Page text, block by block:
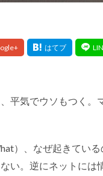
平気でウソもつく。
）、なぜ起きてい
い。逆にネットに